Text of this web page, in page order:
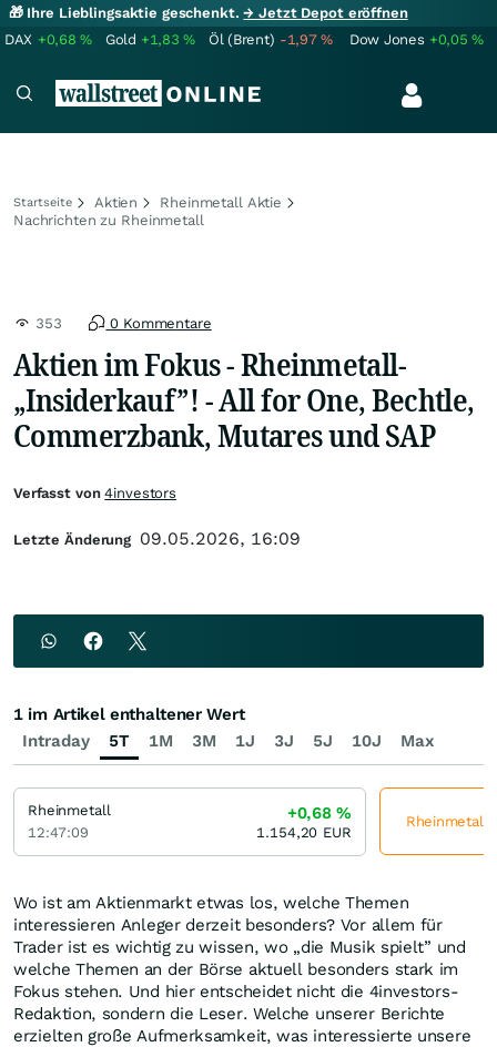
🎁 Ihre Lieblingsaktie geschenkt.→ Jetzt Depot eröffnen
DAX +0,68% Gold +1,83% Öl (Brent) -1,97% Dow Jones +0,05%
Startseite Aktien
Rheinmetall Aktie
Nachrichten zu Rheinmetall
353 0 Kommentare
Aktien im Fokus - Rheinmetall-
„Insiderkauf”! - All for One, Bechtle,
Commerzbank, Mutares und SAP
Wo ist am Aktienmarkt etwas los, welche Themen
interessieren Anleger derzeit besonders? Vor allem für
Trader ist es wichtig zu wissen, wo „die Musik spielt” und
welche Themen an der Börse aktuell besonders stark im
Fokus stehen. Und hier entscheidet nicht die 4investors-
Redaktion, sondern die Leser. Welche unserer Berichte
erzielten große Aufmerksamkeit, was interessierte unsere
Verfasst von4investors
Letzte Änderung 09.05.2026, 16:09
Intraday 5T 1M 3M 1J 3J 5J 10J Max
1 im Artikel enthaltener Wert
Rheinmetall
12:47:09
+0,68%
1.154,20 EUR
Rheinmetall